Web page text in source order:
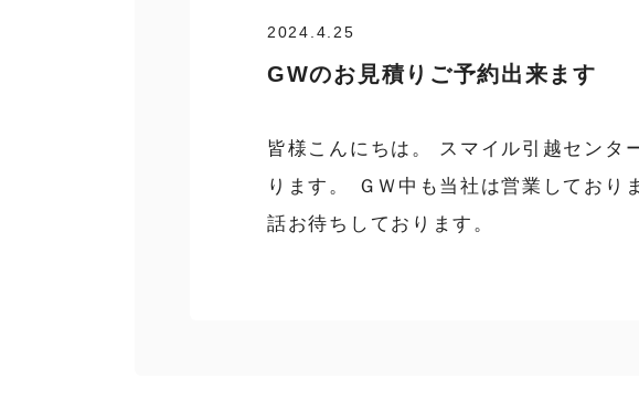
2024.4.25
GWのお見積りご予約出来ます
皆様こんにちは。 スマイル引越センタ
ります。 ＧＷ中も当社は営業しており
話お待ちしております。